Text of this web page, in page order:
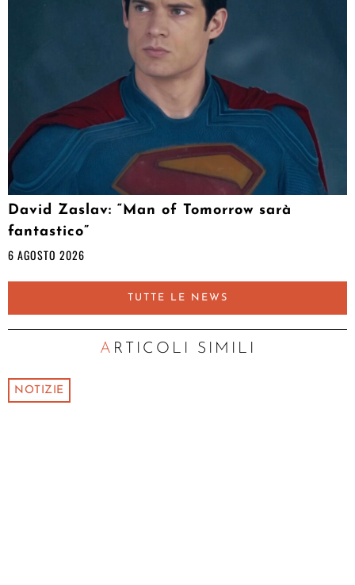
David Zaslav: “Man of Tomorrow sarà
fantastico”
6 AGOSTO 2026
TUTTE LE NEWS
ARTICOLI SIMILI
NOTIZIE